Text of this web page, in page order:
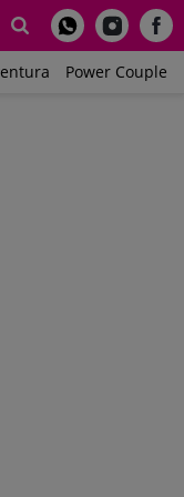
Power Couple